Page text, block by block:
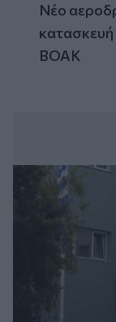
Νέο
κατασκευή
ΒΟΑΚ